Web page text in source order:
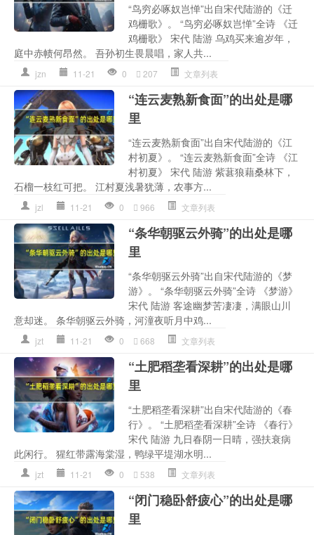
“鸟穷必啄奴岂惮”出自宋代陆游的《迁
鸡栅歌》。 “鸟穷必啄奴岂惮”全诗 《迁
鸡栅歌》 宋代 陆游 乌鸡买来逾岁年，
庭中赤帻何昂然。 吾孙初生畏晨唱，家人共...
jzn 11-21 0 207 文章列表
“连云麦熟新食面”的出处是哪
里
“连云麦熟新食面”出自宋代陆游的《江
村初夏》。 “连云麦熟新食面”全诗 《江
村初夏》 宋代 陆游 紫葚狼藉桑林下，
石榴一枝红可把。 江村夏浅暑犹薄，农事方...
jzl 11-21 0 966 文章列表
“条华朝驱云外骑”的出处是哪
里
“条华朝驱云外骑”出自宋代陆游的《梦
游》。 “条华朝驱云外骑”全诗 《梦游》
宋代 陆游 客途幽梦苦凄凄，满眼山川
意却迷。 条华朝驱云外骑，河潼夜听月中鸡...
jzt 11-21 0 668 文章列表
“土肥稻垄看深耕”的出处是哪
里
“土肥稻垄看深耕”出自宋代陆游的《春
行》。 “土肥稻垄看深耕”全诗 《春行》
宋代 陆游 九日春阴一日晴，强扶衰病
此闲行。 猩红带露海棠湿，鸭绿平堤湖水明...
jzt 11-21 0 538 文章列表
“闭门稳卧舒疲心”的出处是哪
里